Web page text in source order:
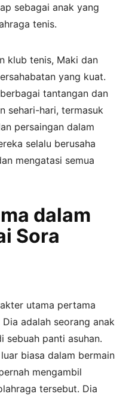
sebagai anak yang
tenis.
klub tenis, Maki dan
yang kuat.
tantangan dan
sehari-hari, termasuk
persaingan dalam
selalu berusaha
mengatasi semua
dalam
Sora
utama pertama
adalah seorang anak
panti asuhan.
biasa dalam bermain
mengambil
tersebut. Dia